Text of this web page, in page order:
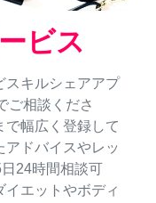
ビス
スキルシェアアプ
ご相談くださ
で幅広く登録して
ドバイスやレッ
24時間相談可
エットやボディ